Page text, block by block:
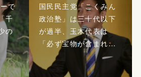
で
千
の
国民民主党「こくみん
政治塾」は三十代以下
が過半、玉木代表は
「必ず宝物が含まれ…